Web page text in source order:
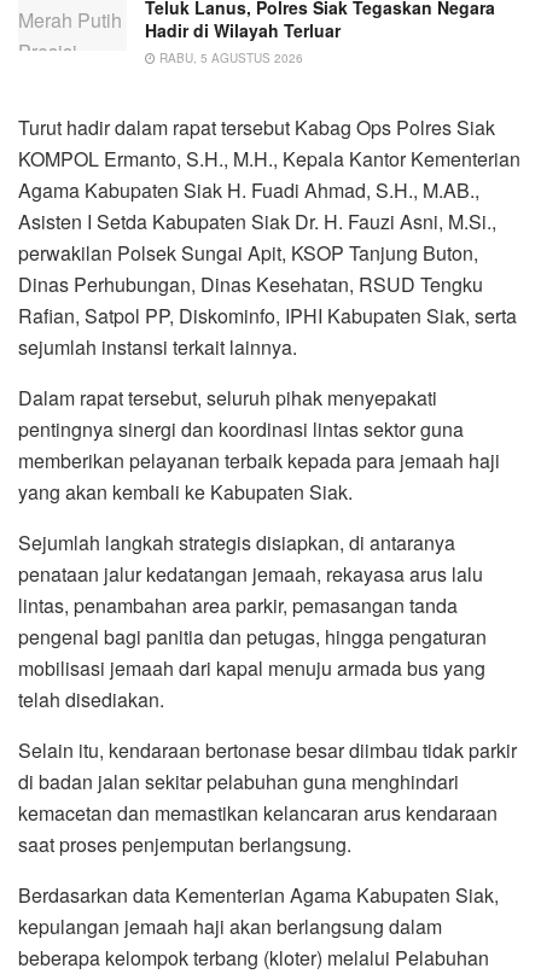
Teluk Lanus, Polres Siak Tegaskan Negara
Hadir di Wilayah Terluar
RABU, 5 AGUSTUS 2026
‎Turut hadir dalam rapat tersebut Kabag Ops Polres Siak
KOMPOL Ermanto, S.H., M.H., Kepala Kantor Kementerian
Agama Kabupaten Siak H. Fuadi Ahmad, S.H., M.AB.,
Asisten I Setda Kabupaten Siak Dr. H. Fauzi Asni, M.Si.,
perwakilan Polsek Sungai Apit, KSOP Tanjung Buton,
Dinas Perhubungan, Dinas Kesehatan, RSUD Tengku
Rafian, Satpol PP, Diskominfo, IPHI Kabupaten Siak, serta
sejumlah instansi terkait lainnya.
‎Dalam rapat tersebut, seluruh pihak menyepakati
pentingnya sinergi dan koordinasi lintas sektor guna
memberikan pelayanan terbaik kepada para jemaah haji
yang akan kembali ke Kabupaten Siak.
‎Sejumlah langkah strategis disiapkan, di antaranya
penataan jalur kedatangan jemaah, rekayasa arus lalu
lintas, penambahan area parkir, pemasangan tanda
pengenal bagi panitia dan petugas, hingga pengaturan
mobilisasi jemaah dari kapal menuju armada bus yang
telah disediakan.
‎Selain itu, kendaraan bertonase besar diimbau tidak parkir
di badan jalan sekitar pelabuhan guna menghindari
kemacetan dan memastikan kelancaran arus kendaraan
saat proses penjemputan berlangsung.
‎Berdasarkan data Kementerian Agama Kabupaten Siak,
kepulangan jemaah haji akan berlangsung dalam
beberapa kelompok terbang (kloter) melalui Pelabuhan